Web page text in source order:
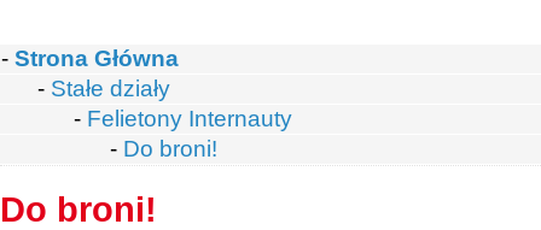
- Strona Główna
- Stałe działy
- Felietony Internauty
- Do broni!
Do broni!